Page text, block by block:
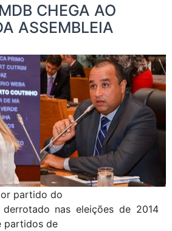
CHEGA AO
ASSEMBLEIA
partido do
nas eleições de 2014
partidos de